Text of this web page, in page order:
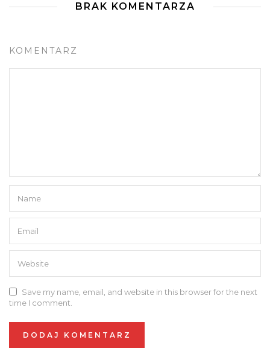
BRAK KOMENTARZA
KOMENTARZ
Save my name, email, and website in this browser for the next
time I comment.